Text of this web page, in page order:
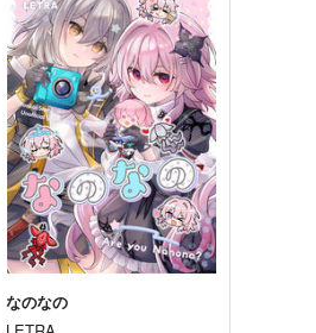
さとりとおりんのほのぼの四
季絵集
ひてさむし
787円（税込）
東方Project さとり×お燐
サンプル カート
なのなの